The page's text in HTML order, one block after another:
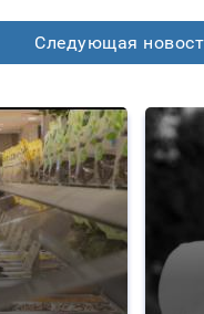
Следующая